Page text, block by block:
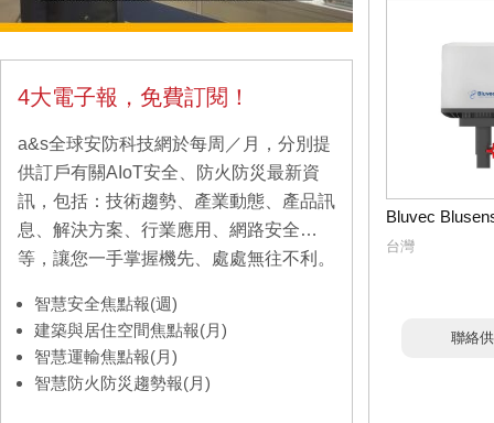
4大電子報，免費訂閱！
a&s全球安防科技網於每周／月，分別提
供訂戶有關AIoT安全、防火防災最新資
訊，包括：技術趨勢、產業動態、產品訊
息、解決方案、行業應用、網路安全…
等，讓您一手掌握機先、處處無往不利。
智慧安全焦點報(週)
建築與居住空間焦點報(月)
智慧運輸焦點報(月)
智慧防火防災趨勢報(月)
Bluvec
台灣
聯絡